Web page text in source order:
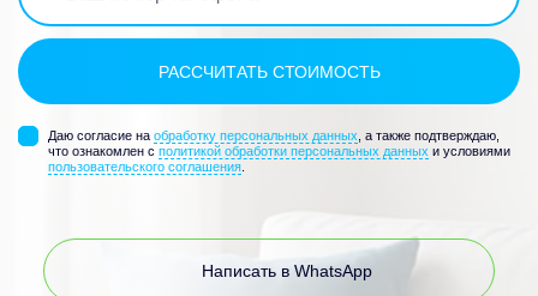
Даю согласие на обработку персональных данных , а также подтверждаю,
что ознакомлен с политикой обработки персональных данных и условиями
пользовательского соглашения
Написать в WhatsApp